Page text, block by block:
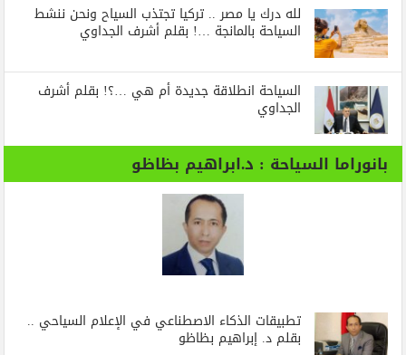
لله درك يا مصر .. تركيا تجتذب السياح ونحن ننشط
السياحة بالمانجة …! بقلم أشرف الجداوي
السياحة انطلاقة جديدة أم هي …؟! بقلم أشرف
الجداوي
بانوراما السياحة : د.ابراهيم بظاظو
تطبيقات الذكاء الاصطناعي في الإعلام السياحي ..
بقلم د. إبراهيم بظاظو